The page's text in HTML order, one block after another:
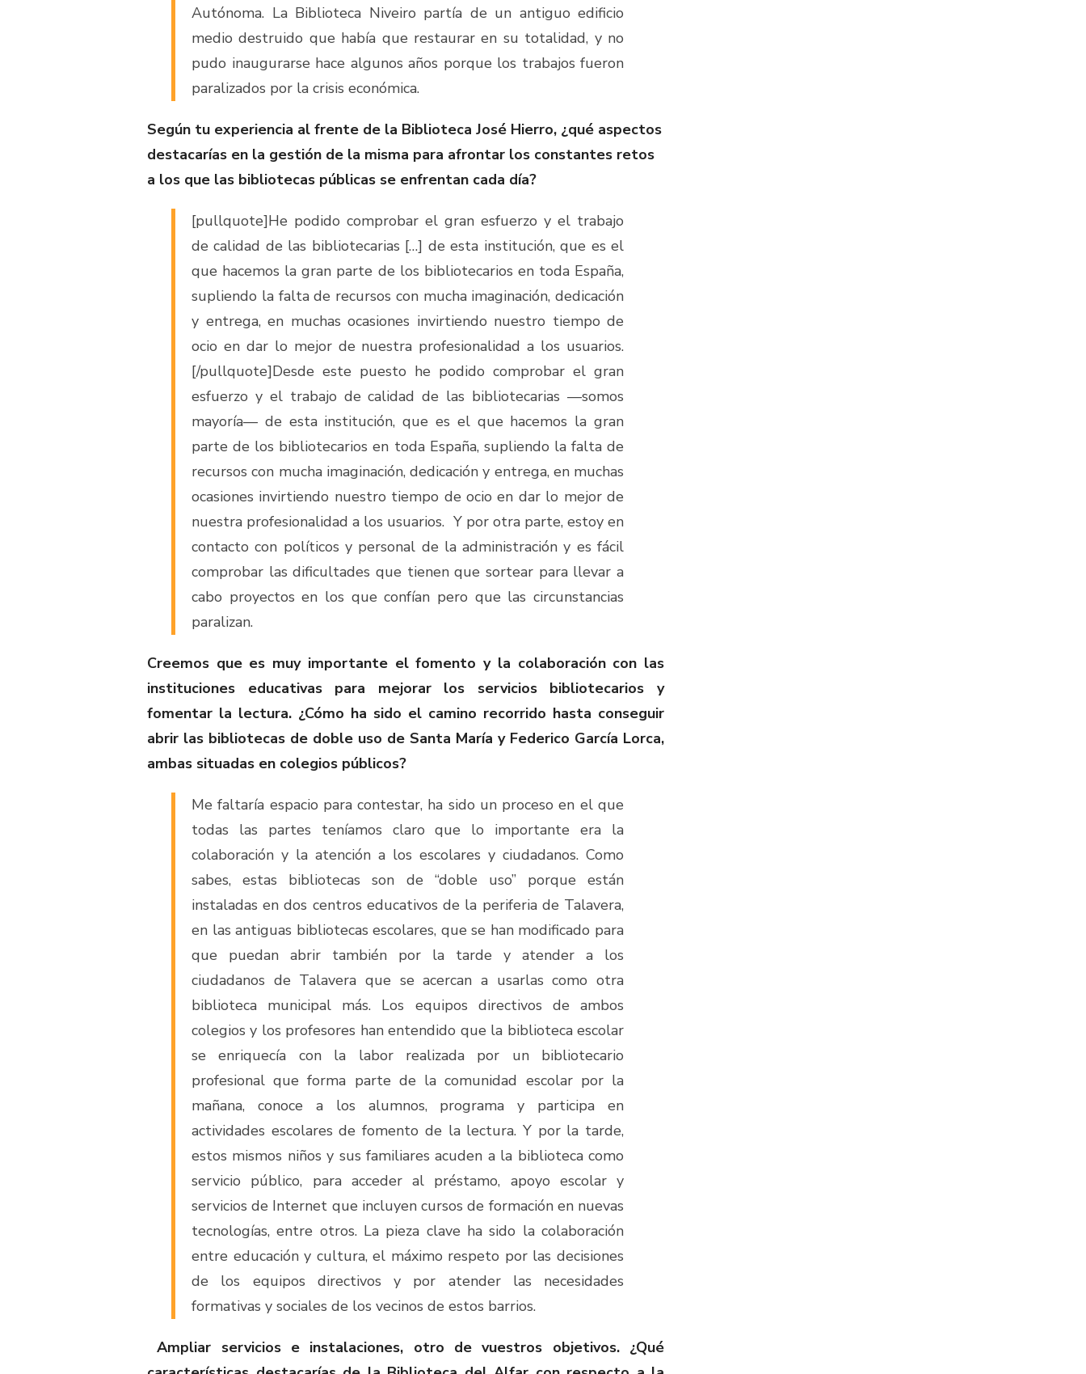
Autónoma. La Biblioteca Niveiro partía de un antiguo edificio
medio destruido que había que restaurar en su totalidad, y no
pudo inaugurarse hace algunos años porque los trabajos fueron
paralizados por la crisis económica.
Según tu experiencia al frente de la Biblioteca José Hierro, ¿qué aspectos
destacarías en la gestión de la misma para afrontar los constantes retos
a los que las bibliotecas públicas se enfrentan cada día?
[pullquote]He podido comprobar el gran esfuerzo y el trabajo
de calidad de las bibliotecarias […] de esta institución, que es el
que hacemos la gran parte de los bibliotecarios en toda España,
supliendo la falta de recursos con mucha imaginación, dedicación
y entrega, en muchas ocasiones invirtiendo nuestro tiempo de
ocio en dar lo mejor de nuestra profesionalidad a los usuarios.
[/pullquote]Desde este puesto he podido comprobar el gran
esfuerzo y el trabajo de calidad de las bibliotecarias —somos
mayoría— de esta institución, que es el que hacemos la gran
parte de los bibliotecarios en toda España, supliendo la falta de
recursos con mucha imaginación, dedicación y entrega, en muchas
ocasiones invirtiendo nuestro tiempo de ocio en dar lo mejor de
nuestra profesionalidad a los usuarios. Y por otra parte, estoy en
contacto con políticos y personal de la administración y es fácil
comprobar las dificultades que tienen que sortear para llevar a
cabo proyectos en los que confían pero que las circunstancias
paralizan.
Creemos que es muy importante el fomento y la colaboración con las
instituciones educativas para mejorar los servicios bibliotecarios y
fomentar la lectura. ¿Cómo ha sido el camino recorrido hasta conseguir
abrir las bibliotecas de doble uso de Santa María y Federico García Lorca,
ambas situadas en colegios públicos?
Me faltaría espacio para contestar, ha sido un proceso en el que
todas las partes teníamos claro que lo importante era la
colaboración y la atención a los escolares y ciudadanos. Como
sabes, estas bibliotecas son de “doble uso” porque están
instaladas en dos centros educativos de la periferia de Talavera,
en las antiguas bibliotecas escolares, que se han modificado para
que puedan abrir también por la tarde y atender a los
ciudadanos de Talavera que se acercan a usarlas como otra
biblioteca municipal más. Los equipos directivos de ambos
colegios y los profesores han entendido que la biblioteca escolar
se enriquecía con la labor realizada por un bibliotecario
profesional que forma parte de la comunidad escolar por la
mañana, conoce a los alumnos, programa y participa en
actividades escolares de fomento de la lectura. Y por la tarde,
estos mismos niños y sus familiares acuden a la biblioteca como
servicio público, para acceder al préstamo, apoyo escolar y
servicios de Internet que incluyen cursos de formación en nuevas
tecnologías, entre otros. La pieza clave ha sido la colaboración
entre educación y cultura, el máximo respeto por las decisiones
de los equipos directivos y por atender las necesidades
formativas y sociales de los vecinos de estos barrios.
Ampliar servicios e instalaciones, otro de vuestros objetivos. ¿Qué